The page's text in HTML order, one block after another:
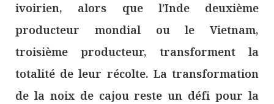
ivoirien, alors que l’Inde deuxième
producteur mondial ou le Vietnam,
troisième producteur, transforment la
totalité de leur récolte. La transformation
de la noix de cajou reste un défi pour la